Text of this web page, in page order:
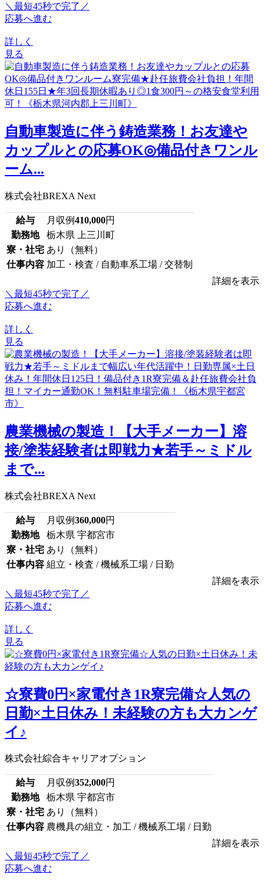
＼最短45秒で完了／
応募へ進む
詳しく
見る
自動車製造に伴う鋳造業務！お友達や
カップルとの応募OK◎備品付きワンル
ーム...
株式会社BREXA Next
給与 月収例410,000円
勤務地
栃木県 上三川町
寮・社宅 あり（無料）
仕事内容 加工・検査 / 自動車系工場 / 交替制
詳細を表示
＼最短45秒で完了／
応募へ進む
詳しく
見る
農業機械の製造！【大手メーカー】溶
接/塗装経験者は即戦力★若手～ミドル
まで...
株式会社BREXA Next
給与 月収例360,000円
勤務地
栃木県 宇都宮市
寮・社宅 あり（無料）
仕事内容 組立・検査 / 機械系工場 / 日勤
詳細を表示
＼最短45秒で完了／
応募へ進む
詳しく
見る
☆寮費0円×家電付き1R寮完備☆人気の
日勤×土日休み！未経験の方も大カンゲ
イ♪
株式会社綜合キャリアオプション
給与 月収例352,000円
勤務地
栃木県 宇都宮市
寮・社宅 あり（無料）
仕事内容 農機具の組立・加工 / 機械系工場 / 日勤
詳細を表示
＼最短45秒で完了／
応募へ進む